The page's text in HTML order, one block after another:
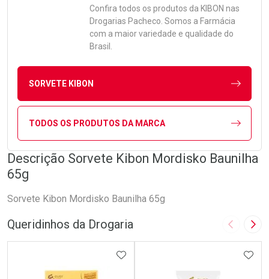
Confira todos os produtos da KIBON nas
Drogarias Pacheco. Somos a Farmácia
com a maior variedade e qualidade do
Brasil.
SORVETE KIBON
TODOS OS PRODUTOS DA MARCA
Descrição Sorvete Kibon Mordisko Baunilha
65g
Sorvete Kibon Mordisko Baunilha 65g
Queridinhos da Drogaria Imagem
ADICIONAR AOS FAVORITOS